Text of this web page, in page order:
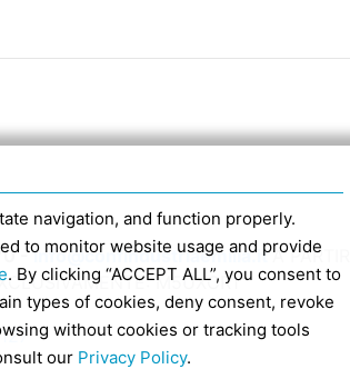
-info@confindustriaemilia.it A PARTIR
M5UXCR1
navigation, and function properly.
to monitor website usage and provide
. By clicking “ACCEPT ALL”, you consent to
types of cookies, deny consent, revoke
without cookies or tracking tools
our Privacy Policy.